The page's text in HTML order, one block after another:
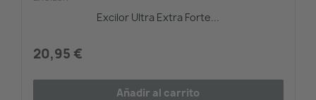
Excilor Ultra Extra Forte...
20,95 €
Añadir al carrito